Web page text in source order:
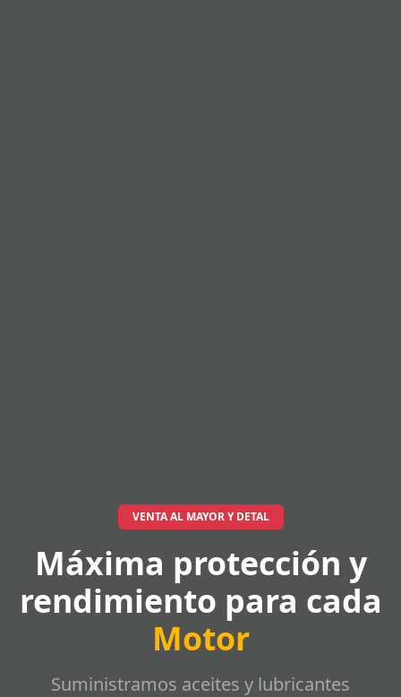
VENTA AL MAYOR Y DETAL
Máxima protección y
rendimiento para cada
Motor
Suministramos aceites y lubricantes